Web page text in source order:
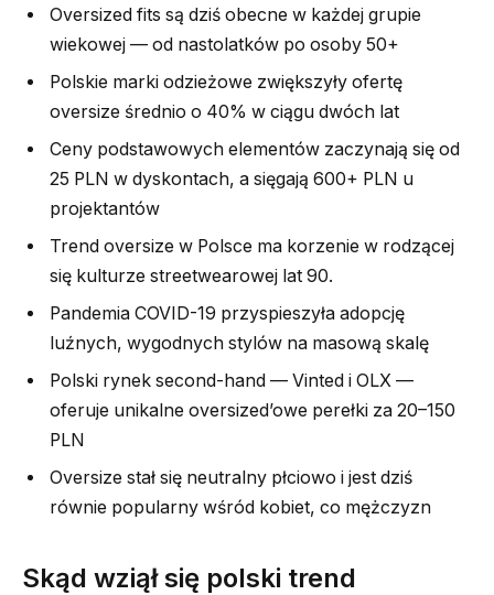
Oversized fits są dziś obecne w każdej grupie
wiekowej — od nastolatków po osoby 50+
Polskie marki odzieżowe zwiększyły ofertę
oversize średnio o 40% w ciągu dwóch lat
Ceny podstawowych elementów zaczynają się od
25 PLN w dyskontach, a sięgają 600+ PLN u
projektantów
Trend oversize w Polsce ma korzenie w rodzącej
się kulturze streetwearowej lat 90.
Pandemia COVID-19 przyspieszyła adopcję
luźnych, wygodnych stylów na masową skalę
Polski rynek second-hand — Vinted i OLX —
oferuje unikalne oversized’owe perełki za 20–150
PLN
Oversize stał się neutralny płciowo i jest dziś
równie popularny wśród kobiet, co mężczyzn
Skąd wziął się polski trend